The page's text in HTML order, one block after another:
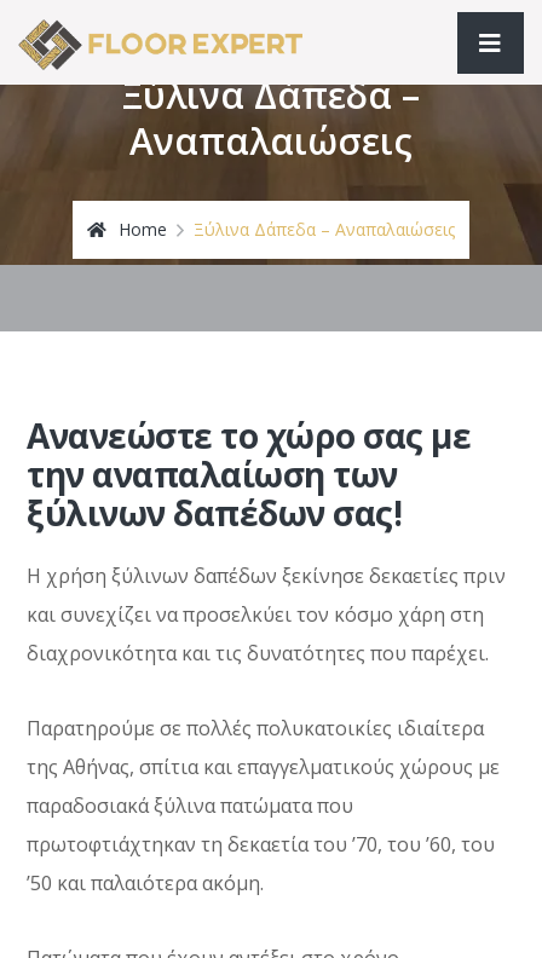
Ξύλινα Δάπεδα –
Αναπαλαιώσεις
Home Ξύλινα Δάπεδα – Αναπαλαιώσεις
Ανανεώστε το χώρο σας με
την αναπαλαίωση των
ξύλινων δαπέδων​ σας!
Η χρήση ξύλινων δαπέδων ξεκίνησε δεκαετίες πριν
και συνεχίζει να προσελκύει τον κόσμο χάρη στη
διαχρονικότητα και τις δυνατότητες που παρέχει.
Παρατηρούμε σε πολλές πολυκατοικίες ιδιαίτερα
της Αθήνας, σπίτια και επαγγελματικούς χώρους με
παραδοσιακά ξύλινα πατώματα που
πρωτοφτιάχτηκαν τη δεκαετία του ’70, του ’60, του
’50 και παλαιότερα ακόμη.